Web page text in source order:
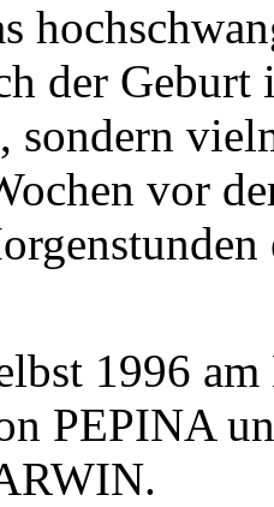
der Geburt
sondern
vor
1996
PEPINA